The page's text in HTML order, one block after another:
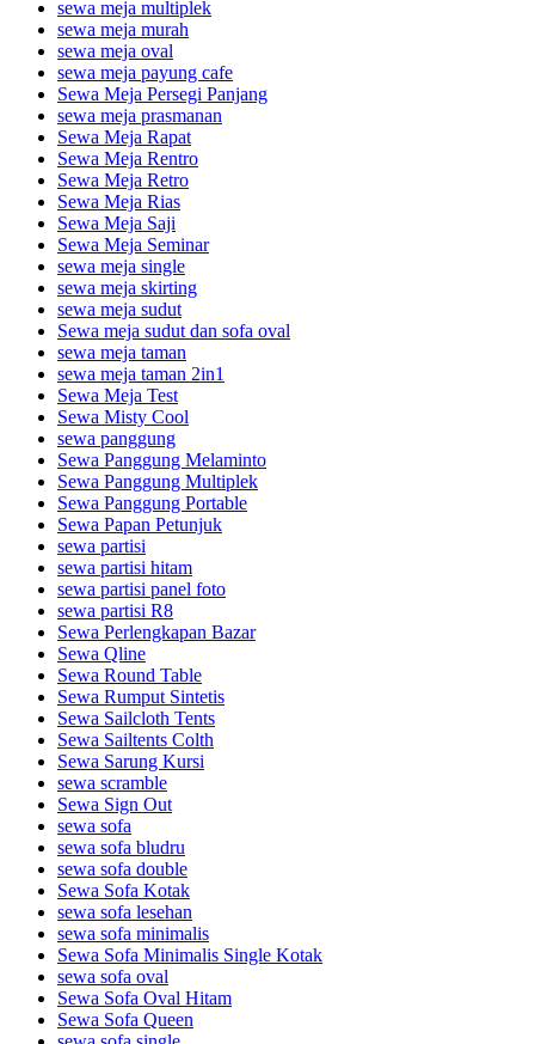
sewa meja multiplek
sewa meja murah
sewa meja oval
sewa meja payung cafe
Sewa Meja Persegi Panjang
sewa meja prasmanan
Sewa Meja Rapat
Sewa Meja Rentro
Sewa Meja Retro
Sewa Meja Rias
Sewa Meja Saji
Sewa Meja Seminar
sewa meja single
sewa meja skirting
sewa meja sudut
Sewa meja sudut dan sofa oval
sewa meja taman
sewa meja taman 2in1
Sewa Meja Test
Sewa Misty Cool
sewa panggung
Sewa Panggung Melaminto
Sewa Panggung Multiplek
Sewa Panggung Portable
Sewa Papan Petunjuk
sewa partisi
sewa partisi hitam
sewa partisi panel foto
sewa partisi R8
Sewa Perlengkapan Bazar
Sewa Qline
Sewa Round Table
Sewa Rumput Sintetis
Sewa Sailcloth Tents
Sewa Sailtents Colth
Sewa Sarung Kursi
sewa scramble
Sewa Sign Out
sewa sofa
sewa sofa bludru
sewa sofa double
Sewa Sofa Kotak
sewa sofa lesehan
sewa sofa minimalis
Sewa Sofa Minimalis Single Kotak
sewa sofa oval
Sewa Sofa Oval Hitam
Sewa Sofa Queen